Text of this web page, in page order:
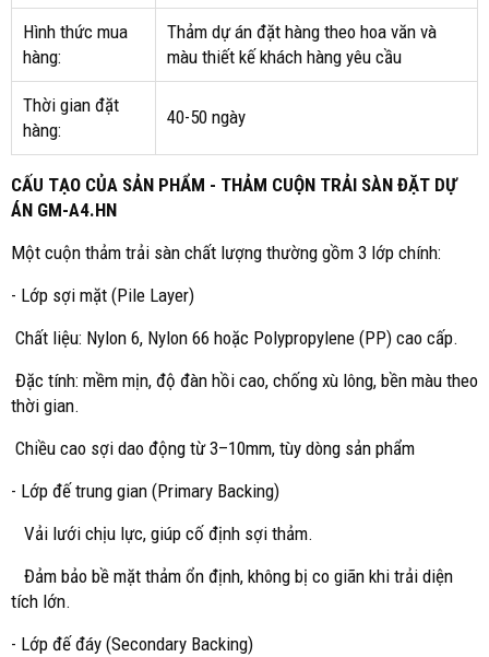
Hình thức mua
hàng:
Thảm dự án đặt hàng theo hoa văn và
màu thiết kế khách hàng yêu cầu
Thời gian đặt
hàng:
40-50 ngày
CẤU TẠO CỦA SẢN PHẨM - THẢM CUỘN TRẢI SÀN ĐẶT DỰ
ÁN GM-A4.HN
Một cuộn thảm trải sàn chất lượng thường gồm 3 lớp chính:
- Lớp sợi mặt (Pile Layer)
Chất liệu: Nylon 6, Nylon 66 hoặc Polypropylene (PP) cao cấp.
Đặc tính: mềm mịn, độ đàn hồi cao, chống xù lông, bền màu theo
thời gian.
Chiều cao sợi dao động từ 3–10mm, tùy dòng sản phẩm
- Lớp đế trung gian (Primary Backing)
Vải lưới chịu lực, giúp cố định sợi thảm.
Đảm bảo bề mặt thảm ổn định, không bị co giãn khi trải diện
tích lớn.
- Lớp đế đáy (Secondary Backing)